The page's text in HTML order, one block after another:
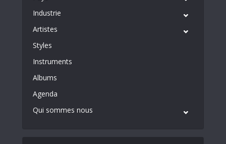
Industrie
Artistes
Styles
Instruments
Albums
Agenda
Qui sommes nous